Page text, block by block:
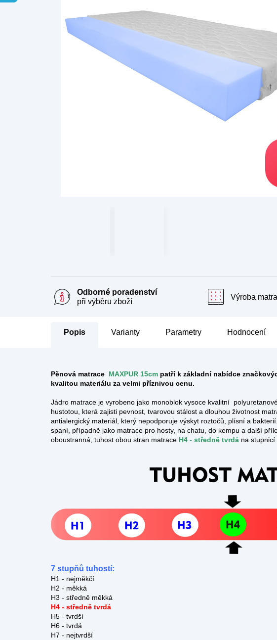
Odborné poradenství
při výběru zboží
Výroba
Popis Parametry Hodnocení
Pěnová matrace MAXPUR 15cm patří k základní nabídce
kvalitou materiálu za velmi příznivou cenu.
Jádro matrace je vyrobeno jako monoblok vysoce kvalitní
hustotou, která zajisti pevnost, tvarovou stálost a dlouhou životnost
antialergický materiál, který nepodporuje výskyt roztočů, plísní a
spaní, případně jako matrace pro hosty, na chatu, do kempu a další
oboustranná, tuhost obou stran matrace H4 - středně tvrdá na stupnicí
7 stupňů tuhostí:
H1 - nejměkčí
H2 - měkká
H3 - středně měkká
H4 - středně tvrdá
H5 - tvrdší
H6 - tvrdá
H7 - nejtvrdší